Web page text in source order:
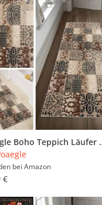
Poaegle Boho Teppich Läufer Flur Lang
bei Amazon
€